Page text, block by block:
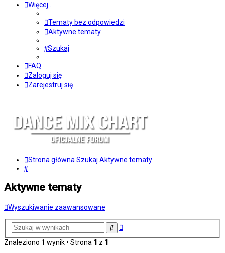
Więcej…
Tematy bez odpowiedzi
Aktywne tematy
Szukaj
FAQ
Zaloguj się
Zarejestruj się
Strona główna Szukaj Aktywne tematy
Szukaj
Aktywne tematy
Wyszukiwanie zaawansowane
SzukajWyszukiwanie
Znaleziono 1 wynik • Strona 1 z 1